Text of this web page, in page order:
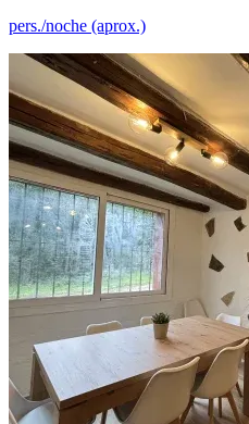
pers./noche (aprox.)